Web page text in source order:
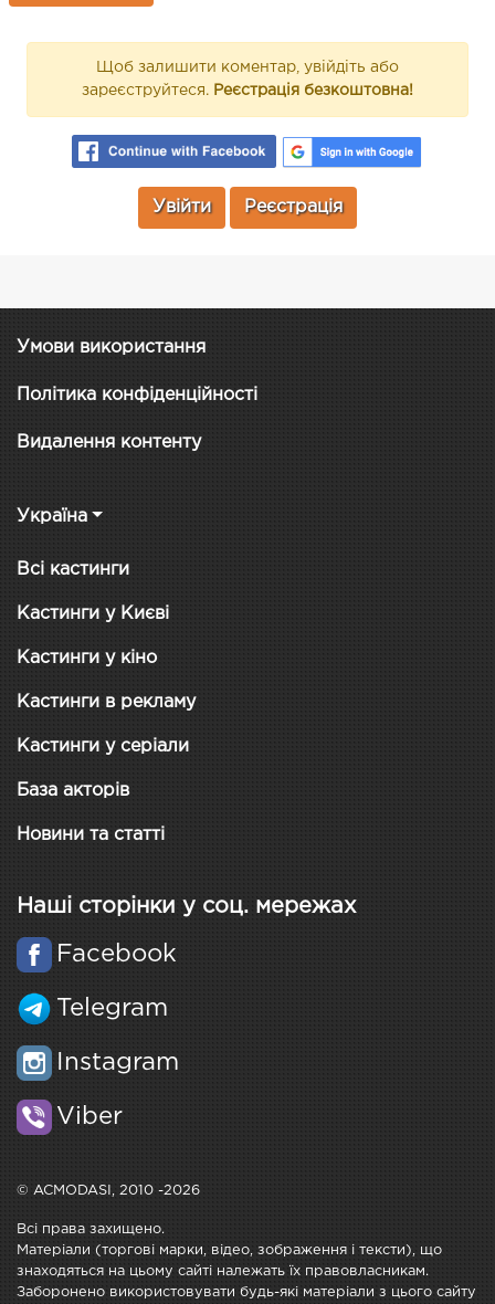
Щоб залишити коментар, увійдіть або
зареєструйтеся. Реєстрація безкоштовна!
Увійти Реєстрація
Умови використання
Політика конфіденційності
Видалення контенту
Україна
Всі кастинги
Кастинги у Києві
Кастинги у кіно
Кастинги в рекламу
Кастинги у серіали
База акторів
Новини та статті
Наші сторінки у соц. мережах
Facebook
Telegram
Instagram
Viber
© ACMODASI, 2010 -2026
Всі права захищено.
Матеріали (торгові марки, відео, зображення і тексти), що
знаходяться на цьому сайті належать їх правовласникам.
Заборонено використовувати будь-які матеріали з цього сайту